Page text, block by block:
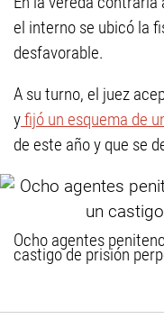
el interno se ubicó la
desfavorable.
A su turno, el juez
yfijó un esquema de
de este año y que se
Ocho agentes
castigo de prisión